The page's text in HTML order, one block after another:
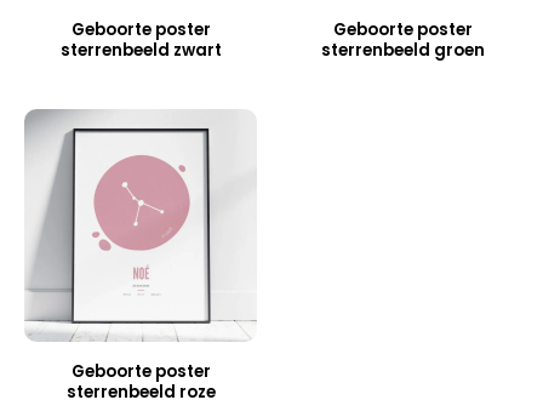
Geboorte poster
sterrenbeeld zwart
Geboorte poster
sterrenbeeld groen
Geboorte poster
sterrenbeeld roze